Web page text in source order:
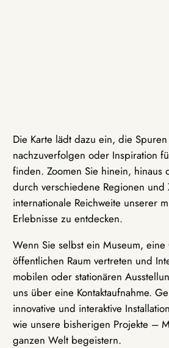
Die Karte lädt dazu ein, die
nachzuverfolgen oder Inspiration
finden. Zoomen Sie hinein, hinaus
durch verschiedene Regionen und
internationale Reichweite unserer
Erlebnisse zu entdecken.
Wenn Sie selbst ein Museum,
öffentlichen Raum vertreten und
mobilen oder stationären
uns über eine Kontaktaufnahme.
innovative und interaktive
wie unsere bisherigen Projekte –
ganzen Welt begeistern.